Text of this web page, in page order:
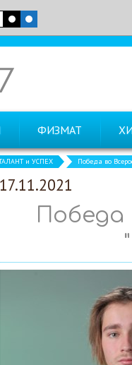
ФИЗМАТ
и УСПЕХ Победа во
17.11.2021
Победа